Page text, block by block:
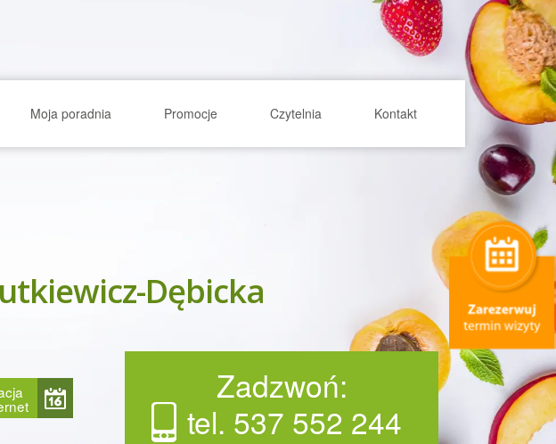
Moja poradnia Promocje Czytelnia Kontakt
Zadzwoń:
tel. 537 552 244
Dębicka